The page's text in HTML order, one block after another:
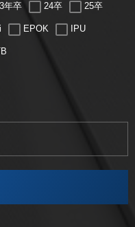
年卒 24卒 25卒
EPOK IPU
テラス製薬
カヤ電子工業